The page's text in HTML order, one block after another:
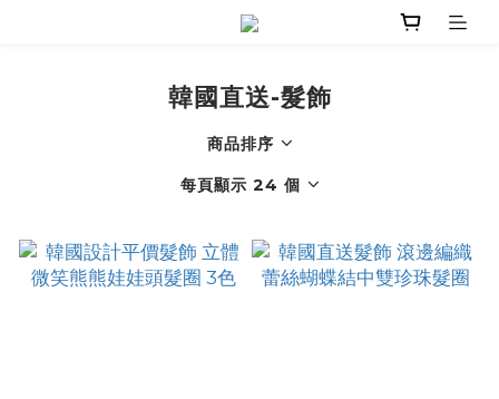
韓國直送-髮飾
商品排序
每頁顯示 24 個